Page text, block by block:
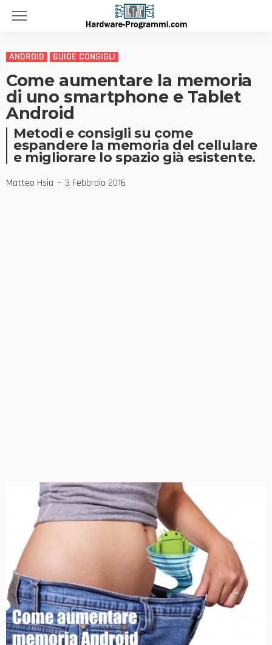
ANDROID GUIDE CONSIGLI
Come aumentare la memoria
di uno smartphone e Tablet
Android
Metodi e consigli su come
espandere la memoria del cellulare
e migliorare lo spazio già esistente.
Matteo Hsia 3 Febbraio 2016